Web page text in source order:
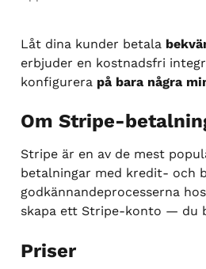
Låt dina kunder betala
erbjuder en kostnadsfri
konfigurera på bara några
Om Stripe-
Stripe är en av de mest
betalningar med kredit- och
godkännandeprocesserna
skapa ett Stripe-konto — du
Priser